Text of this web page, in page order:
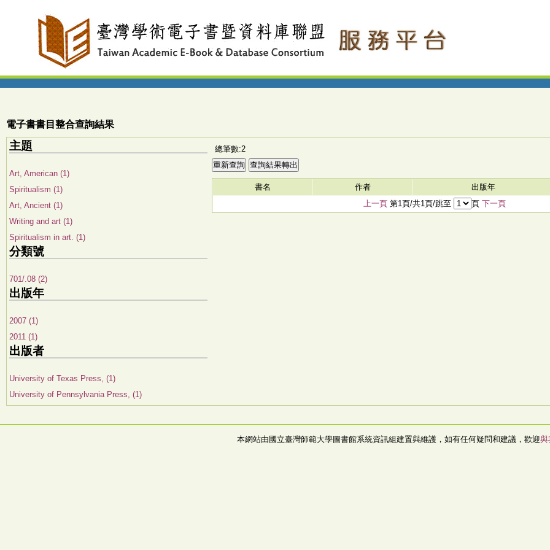
電子書書目整合查詢結果
主題
Art, American (1)
Spiritualism (1)
Art, Ancient (1)
Writing and art (1)
Spiritualism in art. (1)
分類號
701/.08 (2)
出版年
2007 (1)
2011 (1)
出版者
University of Texas Press, (1)
University of Pennsylvania Press, (1)
總筆數:2
書名 作者 出版年
上一頁第1頁/共1頁/跳至 頁 下一頁
本網站由國立臺灣師範大學圖書館系統資訊組建置與維護，如有任何疑問和建議，歡迎與